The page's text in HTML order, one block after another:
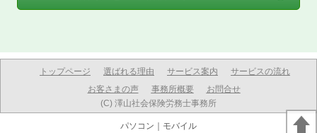
(C) 澤山社会保険労務士事務所
トップページ 選ばれる理由 サービス案内
サービスの流れ
お客さまの声
事務所概要 お問合せ
パソコン ｜モバイル